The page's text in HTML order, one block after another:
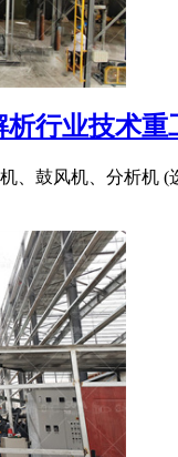
行业技术重
、鼓风机、分析机